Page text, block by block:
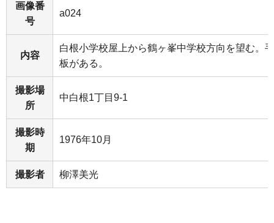
画像番
号
a024
内容
白根小学校屋上から鶴ヶ峯中学校方向を望む。
板がある。
撮影場
所
中白根1丁目9-1
撮影時
期
1976年10月
撮影者 柳澤美光